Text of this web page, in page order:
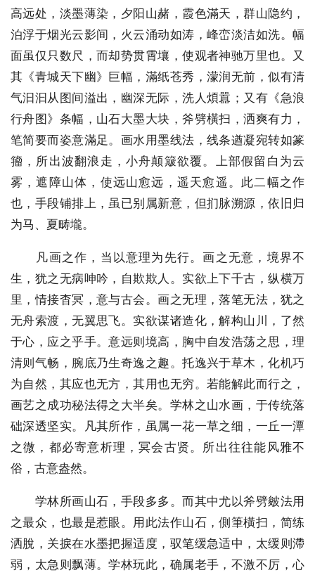
高远处，淡墨薄染，夕阳山赭，霞色滿天，群山隐约，
泊浮于烟光云影间，火云涌动如涛，峰峦淡洁如洗。幅
面虽仅只数尺，而却势贯霄壤，使观者神驰万里也。又
其《青城天下幽》巨幅，滿纸苍秀，濛润无前，似有清
气汩汩从图间溢出，幽深无际，洗人煩囂；又有《急浪
行舟图》条幅，山石大墨大块，斧劈橫扫，洒爽有力，
笔简要而姿意滿足。画水用墨线法，线条遒凝宛转如篆
籀，所出波翻浪走，小舟颠簸欲覆。上部假留白为云
雾，遮障山体，使远山愈远，遥天愈遥。此二幅之作
也，手段铺排上，虽已别属新意，但扪脉溯源，依旧归
为马、夏畴壠。
凡画之作，当以意理为先行。画之无意，境界不
生，犹之无病呻吟，自欺欺人。实欲上下千古，纵横万
里，情接杳冥，意与古会。画之无理，落笔无法，犹之
无舟索渡，无翼思飞。实欲谋诸造化，解构山川，了然
于心，应之乎手。意远则境高，胸中自发浩荡之思，理
清则气畅，腕底乃生奇逸之趣。托逸兴于草木，化机巧
为自然，其应也无方，其用也无穷。若能解此而行之，
画艺之成功秘法得之大半矣。学林之山水画，于传统落
础深透坚实。凡其所作，虽属一花一草之细，一丘一潭
之微，都必寄意析理，冥会古贤。所出往往能风雅不
俗，古意盎然。
学林所画山石，手段多多。而其中尤以斧劈皴法用
之最众，也最是惹眼。用此法作山石，側筆橫扫，简练
洒脫，关捩在水墨把握适度，驭笔缓急适中，太缓则滯
弱，太急则飘薄。学林玩此，确属老手，不激不厉，心